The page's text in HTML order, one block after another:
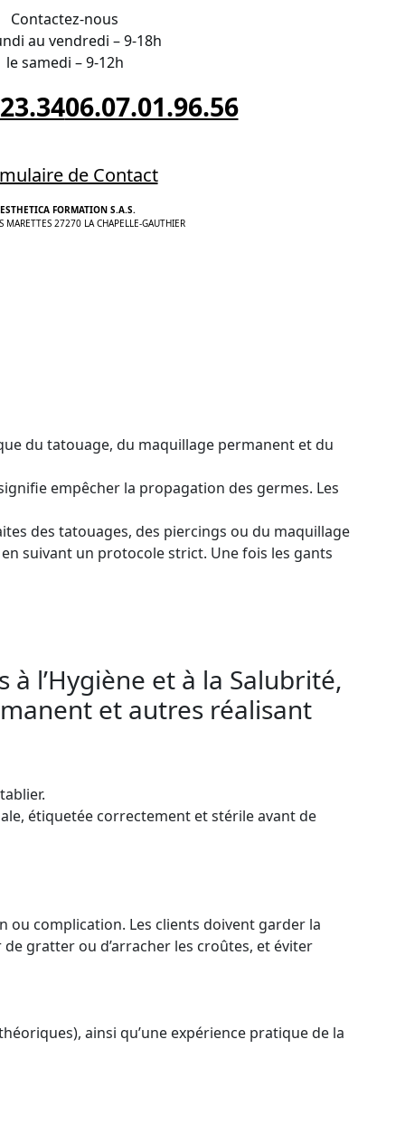
Contactez-nous
au vendredi – 9-18h
le samedi – 9-12h
06.07.01.96.56
de Contact
FORMATION S.A.S.
MARETTES 27270 LA CHAPELLE-GAUTHIER
du tatouage, du maquillage permanent et du
empêcher la propagation des germes. Les
des tatouages, des piercings ou du maquillage
suivant un protocole strict. Une fois les gants
l’Hygiène et à la Salubrité,
et autres réalisant
étiquetée correctement et stérile avant de
complication. Les clients doivent garder la
gratter ou d’arracher les croûtes, et éviter
ainsi qu’une expérience pratique de la